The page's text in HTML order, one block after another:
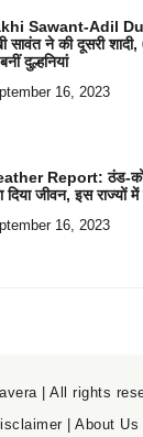
Sawant-Adil
सावंत ने की दूसरी
दुल्हनियां
16, 2023
Report: ठंड-
दिया जीवन, इस राज्यों
16, 2023
| All rights
|About Us